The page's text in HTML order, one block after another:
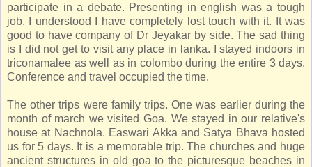
participate in a debate. Presenting in english was a tough
job. I understood I have completely lost touch with it. It was
good to have company of Dr Jeyakar by side. The sad thing
is I did not get to visit any place in lanka. I stayed indoors in
triconamalee as well as in colombo during the entire 3 days.
Conference and travel occupied the time.
The other trips were family trips. One was earlier during the
month of march we visited Goa. We stayed in our relative's
house at Nachnola. Easwari Akka and Satya Bhava hosted
us for 5 days. It is a memorable trip. The churches and huge
ancient structures in old goa to the picturesque beaches in